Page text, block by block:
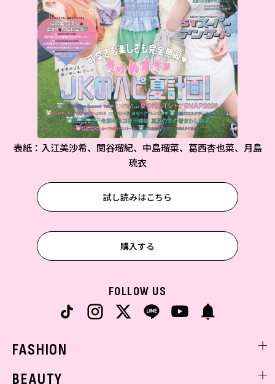
表紙：入江美沙希、関谷瑠紀、中島瑠菜、葛西杏也菜、月島
琉衣
試し読みはこちら
購入する
FOLLOW US
FASHION
BEAUTY